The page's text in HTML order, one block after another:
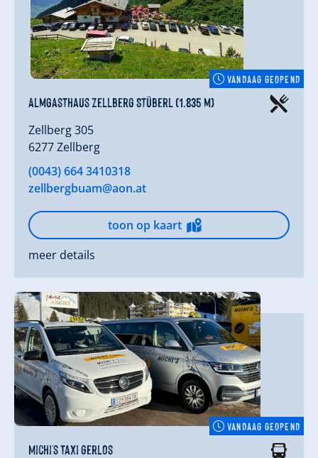
VANDAAG GEOPEND
Almgasthaus Zellberg Stüberl (1.835 m)
Zellberg 305
6277 Zellberg
(0043) 664 3410318
zellbergbuam@aon.at
toon op kaart
meer details
VANDAAG GEOPEND
Michi's Taxi Gerlos